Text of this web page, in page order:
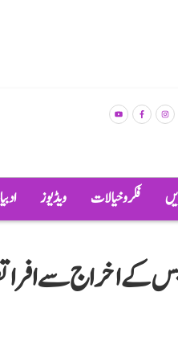
فکر و خیالات ویڈیوز
کے اخراج سے